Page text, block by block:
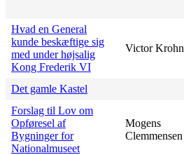
Hvad en General
kunde beskæftige sig
med under højsalig
Kong Frederik VI
Victor Krohn
Det gamle Kastel
Forslag til Lov om
Opføresel af
Bygninger for
Nationalmuseet
Mogens
Clemmensen